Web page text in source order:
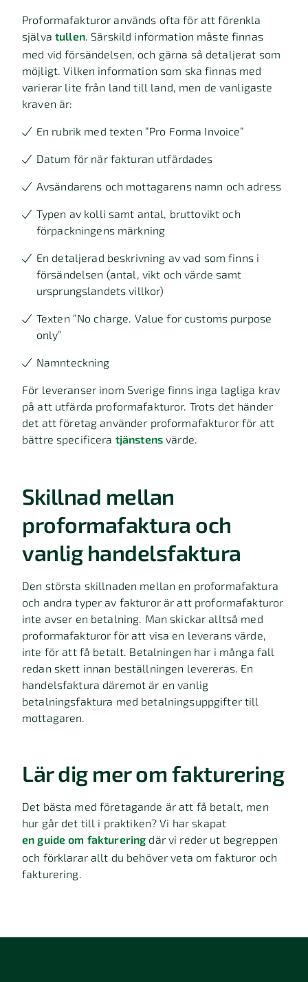
Proformafakturor används ofta för att förenkla
självatullen. Särskild information måste finnas
med vid försändelsen, och gärna så detaljerat som
möjligt. Vilken information som ska finnas med
varierar lite från land till land, men de vanligaste
kraven är:
En rubrik med texten ”Pro Forma Invoice”
Datum för när fakturan utfärdades
Avsändarens och mottagarens namn och adress
Typen av kolli samt antal, bruttovikt och
förpackningens märkning
En detaljerad beskrivning av vad som finns i
försändelsen (antal, vikt och värde samt
ursprungslandets villkor)
Texten ”No charge. Value for customs purpose
only”
Namnteckning
För leveranser inom Sverige finns inga lagliga krav
på att utfärda proformafakturor. Trots det händer
det att företag använder proformafakturor för att
bättre specificera tjänstens värde.
Skillnad mellan
proformafaktura och
vanlig handelsfaktura
Den största skillnaden mellan en proformafaktura
och andra typer av fakturor är att proformafakturor
inte avser en betalning. Man skickar alltså med
proformafakturor för att visa en leverans värde,
inte för att få betalt. Betalningen har i många fall
redan skett innan beställningen levereras. En
handelsfaktura däremot är en vanlig
betalningsfaktura med betalningsuppgifter till
mottagaren.
Lär dig mer om fakturering
Det bästa med företagande är att få betalt, men
hur går det till i praktiken? Vi har skapat
en guide om fakturering där vi reder ut begreppen
och förklarar allt du behöver veta om fakturor och
fakturering.